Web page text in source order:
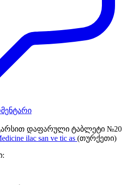
გარსით დაფარული ტაბლეტი №20
ilac san ve tic as (თურქეთი)